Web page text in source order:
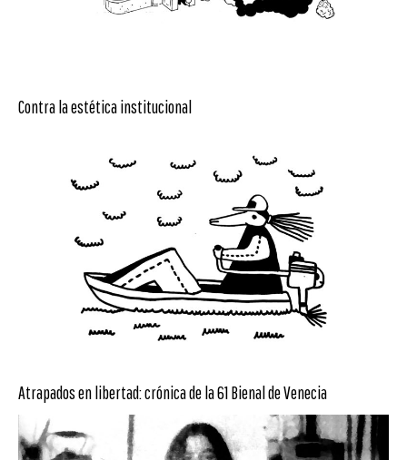
Contra la estética institucional
Atrapados en libertad: crónica de la 61 Bienal de Venecia